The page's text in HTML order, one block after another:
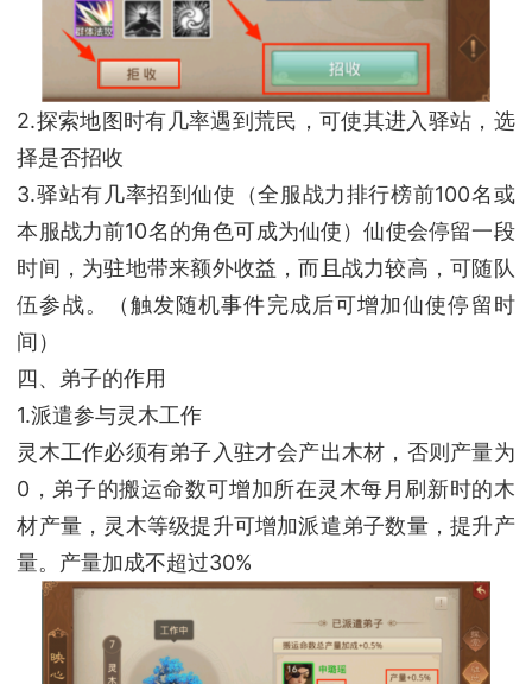
2.探索地图时有几率遇到荒民，可使其进入驿站，选
择是否招收
3.驿站有几率招到仙使（全服战力排行榜前100名或
本服战力前10名的角色可成为仙使）仙使会停留一段
时间，为驻地带来额外收益，而且战力较高，可随队
伍参战。（触发随机事件完成后可增加仙使停留时
间）
四、弟子的作用
1.派遣参与灵木工作
灵木工作必须有弟子入驻才会产出木材，否则产量为
0，弟子的搬运命数可增加所在灵木每月刷新时的木
材产量，灵木等级提升可增加派遣弟子数量，提升产
量。产量加成不超过30%